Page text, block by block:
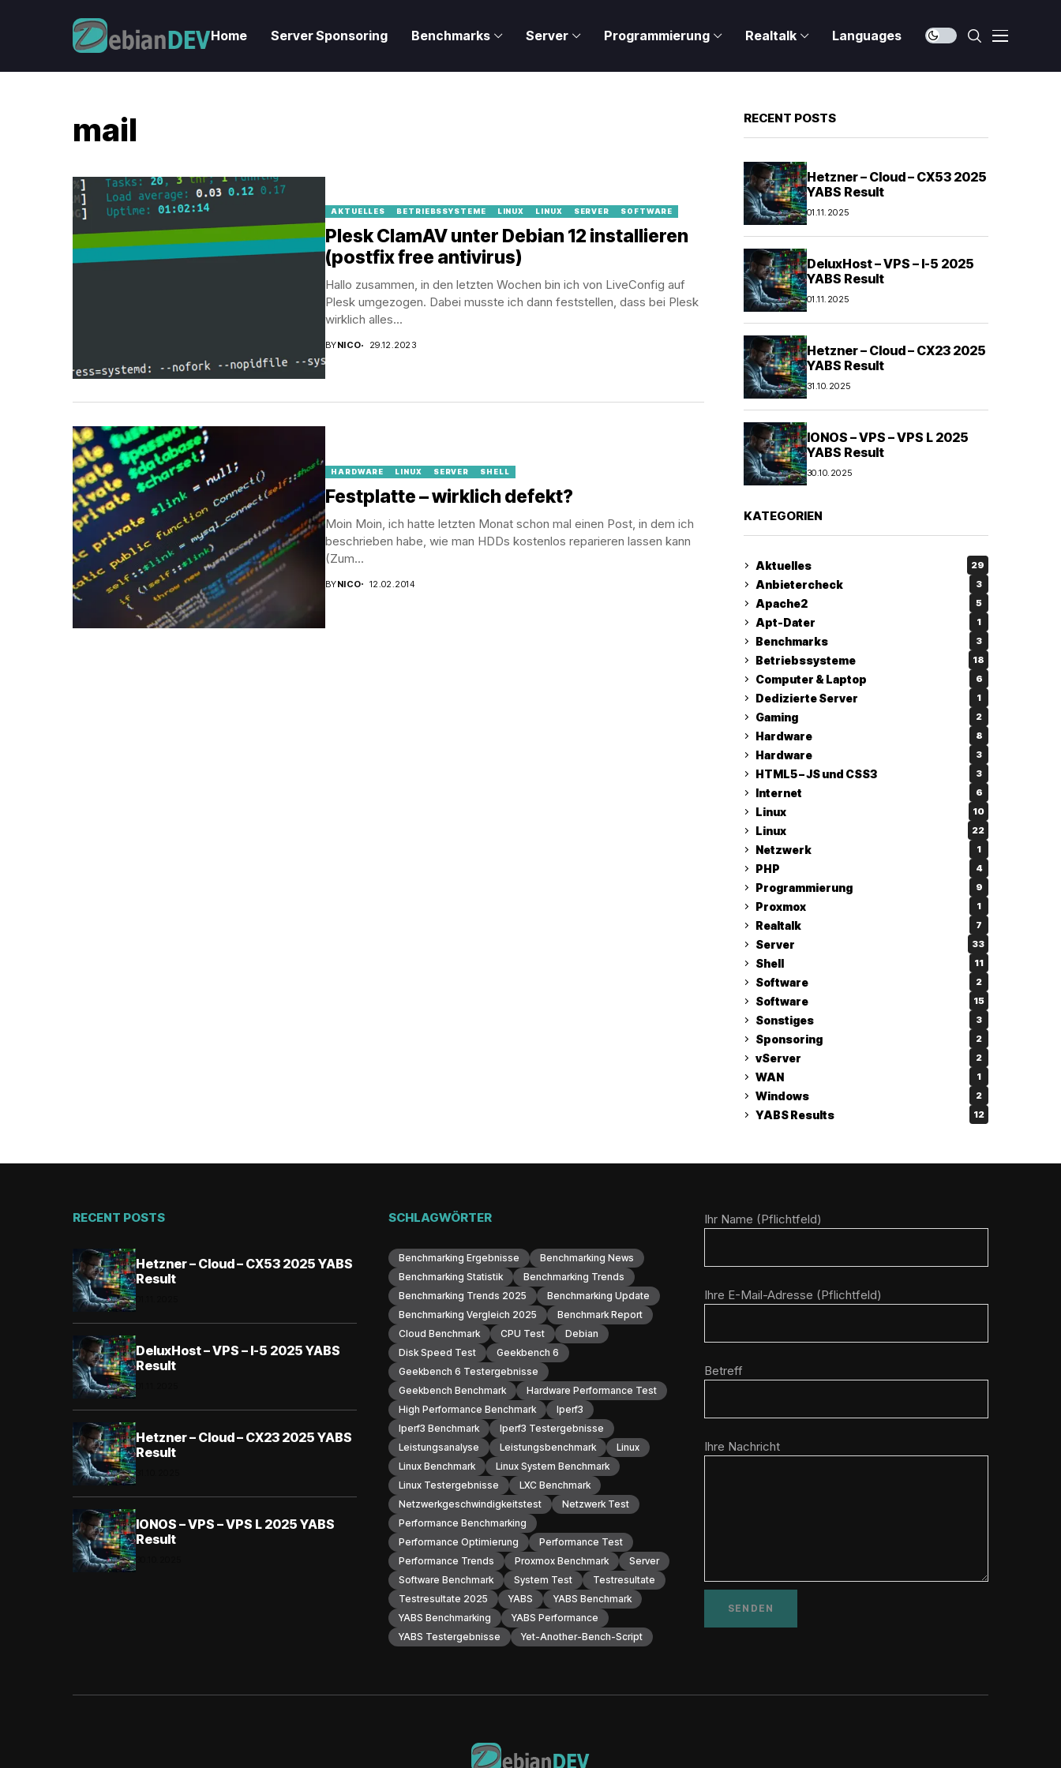
Home Server Sponsoring Benchmarks Server Programmierung Realtalk Languages
mail
AKTUELLES BETRIEBSSYSTEME LINUX LINUX SERVER SOFTWARE
Plesk ClamAV unter Debian 12 installieren
(postfix free antivirus)
Hallo zusammen, in den letzten Wochen bin ich von LiveConfig auf
Plesk umgezogen. Dabei musste ich dann feststellen, dass bei Plesk
wirklich alles...
BYNICO 29.12.2023
HARDWARE LINUX SERVER SHELL
Festplatte – wirklich defekt?
Moin Moin, ich hatte letzten Monat schon mal einen Post, in dem ich
beschrieben habe, wie man HDDs kostenlos reparieren lassen kann
(Zum...
BYNICO 12.02.2014
RECENT POSTS
Hetzner – Cloud – CX53 2025
YABS Result
01.11.2025
DeluxHost – VPS – I-5 2025
YABS Result
01.11.2025
Hetzner – Cloud – CX23 2025
YABS Result
31.10.2025
IONOS – VPS – VPS L 2025
YABS Result
30.10.2025
KATEGORIEN
Aktuelles 29
Anbietercheck 3
Apache2 5
Apt-Dater 1
Benchmarks 3
Betriebssysteme 18
Computer & Laptop 6
Dedizierte Server 1
Gaming 2
Hardware 8
Hardware 3
HTML5 – JS und CSS3 3
Internet 6
Linux 10
Linux 22
Netzwerk 1
PHP 4
Programmierung 9
Proxmox 1
Realtalk 7
Server 33
Shell 11
Software 2
Software 15
Sonstiges 3
Sponsoring 2
vServer 2
WAN 1
Windows 2
YABS Results 12
RECENT POSTS
Hetzner – Cloud – CX53 2025 YABS
Result
DeluxHost – VPS – I-5 2025 YABS
Result
Hetzner – Cloud – CX23 2025 YABS
Result
IONOS – VPS – VPS L 2025 YABS
Result
SCHLAGWÖRTER
Benchmarking Ergebnisse
Benchmarking News
Benchmarking Statistik
Benchmarking Trends
Benchmarking Trends 2025
Benchmarking Update
Benchmarking Vergleich 2025
Benchmark Report
Cloud Benchmark
CPU Test
Debian
Disk Speed Test
Geekbench 6
Geekbench 6 Testergebnisse
Geekbench Benchmark
Hardware Performance Test
High Performance Benchmark
Iperf3
Iperf3 Benchmark
Iperf3 Testergebnisse
Leistungsanalyse
Leistungsbenchmark
Linux
Linux Benchmark
Linux System Benchmark
Linux Testergebnisse
LXC Benchmark
Netzwerkgeschwindigkeitstest
Netzwerk Test
Performance Benchmarking
Performance Optimierung
Performance Test
Performance Trends
Proxmox Benchmark
Server
Software Benchmark
System Test
Testresultate
Testresultate 2025
YABS
YABS Benchmark
YABS Benchmarking
YABS Performance
YABS Testergebnisse
Yet-Another-Bench-Script
Ihr Name (Pflichtfeld)
Ihre E-Mail-Adresse (Pflichtfeld)
Betreff
Ihre Nachricht